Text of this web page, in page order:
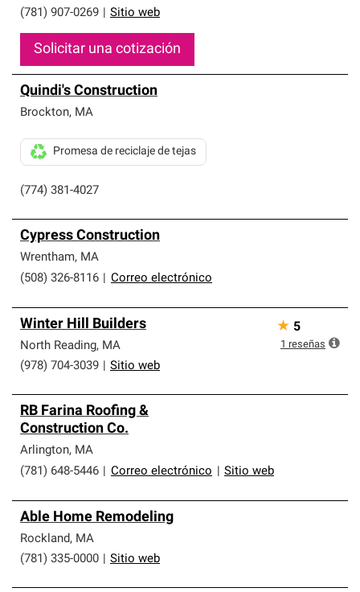
(781) 907-0269
Sitio web
Solicitar una cotización
Quindi's Construction
Brockton, MA
(774) 381-4027
Promesa de reciclaje de tejas
Cypress Construction
Wrentham, MA
(508) 326-8116
Correo electrónico
Winter Hill Builders
North Reading, MA
(978) 704-3039
Sitio web
★ 5
1 reseñas
RB Farina Roofing &
Construction Co.
Arlington, MA
(781) 648-5446
Correo electrónico Sitio web
Able Home Remodeling
Rockland, MA
(781) 335-0000
Sitio web